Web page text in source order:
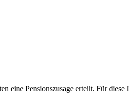
eine Pensionszusage erteilt. Für